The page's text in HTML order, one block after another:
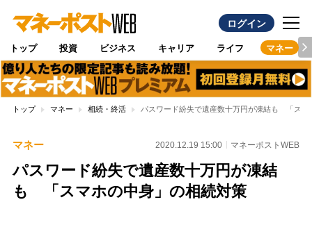
ログイン
トップ 投資 ビジネス キャリア ライフ マネー
トップ マネー 相続・終活 パスワード紛失で遺産数十万円が凍結も 「スマ
マネー 2020.12.19 15:00 マネーポストWEB
パスワード紛失で遺産数十万円が凍結
も 「スマホの中身」の相続対策